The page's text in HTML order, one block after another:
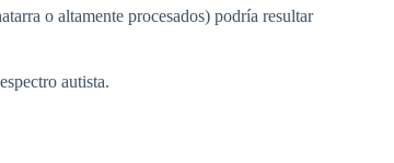
o altamente procesados) podría resultar
autista.